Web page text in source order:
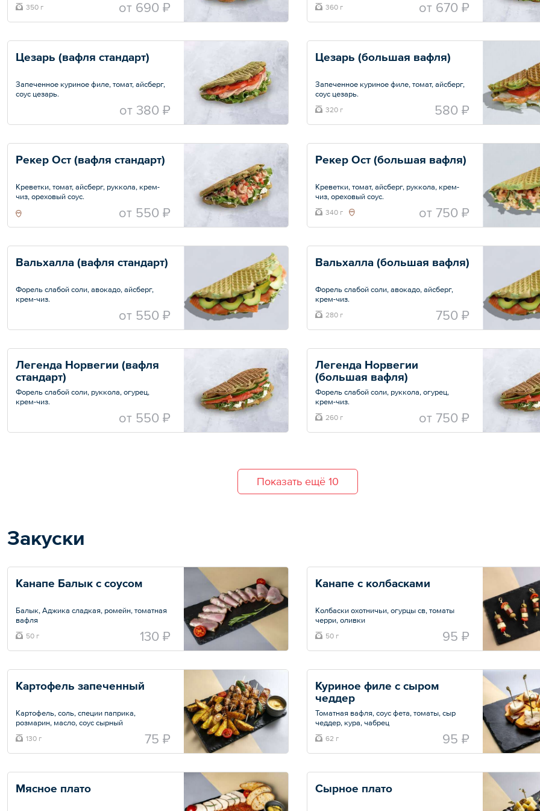
барбекю.
Вафля большая на выбор.
Общий вес – 350 г
350 г oт 690 ₽
Вафля большая на выбор.
360 г oт 670 ₽
Цезарь (вафля стандарт)
Запеченное куриное филе, томат, айсберг,
соус цезарь.
oт 380 ₽
Цезарь (большая вафля)
Запеченное куриное филе, томат, айсберг,
соус цезарь.
Общий вес – 320 г
320 г 580 ₽
Рекер Ост (вафля стандарт)
Креветки, томат, айсберг, руккола, крем-
чиз, ореховый соус.
начинки на выбор.
oт 550 ₽
Рекер Ост (большая вафля)
Креветки, томат, айсберг, руккола, крем-
чиз, ореховый соус.
Общий вес – 340 г
340 г oт 750 ₽
Вальхалла (вафля стандарт)
Форель слабой соли, авокадо, айсберг,
крем-чиз.
oт 550 ₽
Вальхалла (большая вафля)
Форель слабой соли, авокадо, айсберг,
крем-чиз.
Общий вес – 280 г
280 г 750 ₽
Легенда Норвегии (вафля
стандарт)
Форель слабой соли, руккола, огурец,
крем-чиз.
oт 550 ₽
Легенда Норвегии
(большая вафля)
Форель слабой соли, руккола, огурец,
крем-чиз.
Общий вес – 260 г
260 г oт 750 ₽
Показать ещё 10
Закуски
Балык, Аджика сладкая, ромейн, томатная
вафля
Общий вес – 50 г
50 г 130 ₽
Канапе с колбасками
Колбаски охотничьи, огурцы св, томаты
черри, оливки
Общий вес – 50 г
50 г 95 ₽
Картофель запеченный
Картофель, соль, специи паприка,
розмарин, масло, соус сырный
Общий вес – 130 г
130 г 75 ₽
Куриное филе с сыром
чеддер
Томатная вафля, соус фета, томаты, сыр
чеддер, кура, чабрец
Общий вес – 62 г
62 г 95 ₽
Сырное плато